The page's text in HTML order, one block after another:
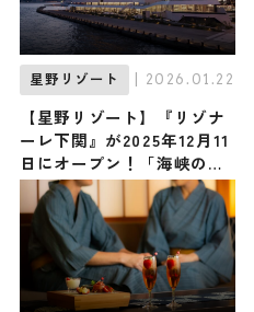
星野リゾート | 2026.01.22
【星野リゾート】『リゾナ
ーレ下関』が2025年12月11
日にオープン！「海峡のデ
ザイナーズホテル」をコン
セプトにした全容をご紹介
♪